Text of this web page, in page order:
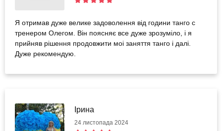
Я отримав дуже велике задоволення від години танго с
тренером Олегом. Він поясняє все дуже зрозуміло, і я
прийняв рішення продовжити моі заняття танго і далі.
Дуже рекомендую.
Ірина
24 листопада 2024